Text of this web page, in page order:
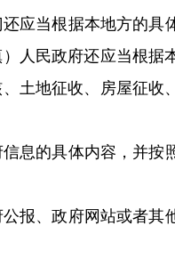
当根据本地方的具
人民政府还应当根据
土地征收、房屋征收
息的具体内容，并按
报、政府网站或者其